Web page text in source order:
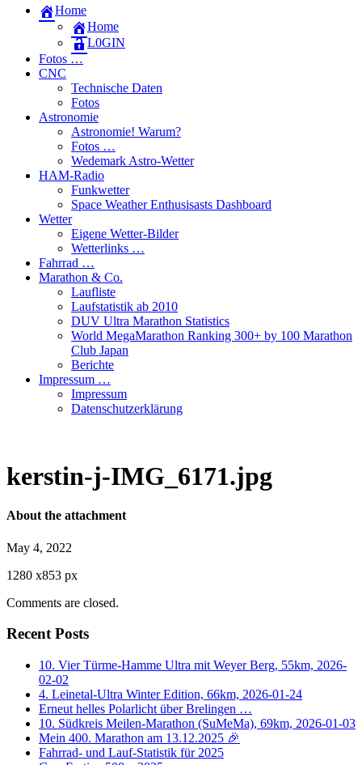
field
Home
Home
L​0​​GIN
Fotos …
CNC
Technische Daten
Fotos
Astronomie
Astronomie! Warum?
Fotos …
Wedemark Astro-Wetter
HAM-Radio
Funkwetter
Space Weather Enthusisasts Dashboard
Wetter
Eigene Wetter-Bilder
Wetterlinks …
Fahrrad …
Marathon & Co.
Laufliste
Laufstatistik ab 2010
DUV Ultra Marathon Statistics
World MegaMarathon Ranking 300+ by 100 Marathon
Club Japan
Berichte
Impressum …
Impressum
Datenschutzerklärung
kerstin-j-IMG_6171.jpg
About the attachment
May 4, 2022
1280 x853 px
Comments are closed.
Recent Posts
10. Vier Türme-Hamme Ultra mit Weyer Berg, 55km, 2026-
02-02
4. Leinetal-Ultra Winter Edition, 66km, 2026-01-24
Erneut helles Polarlicht über Brelingen …
10. Südkreis Meilen-Marathon (SuMeMa), 69km, 2026-01-03
Mein 400. Marathon am 13.12.2025 🎉
Fahrrad- und Lauf-Statistik für 2025